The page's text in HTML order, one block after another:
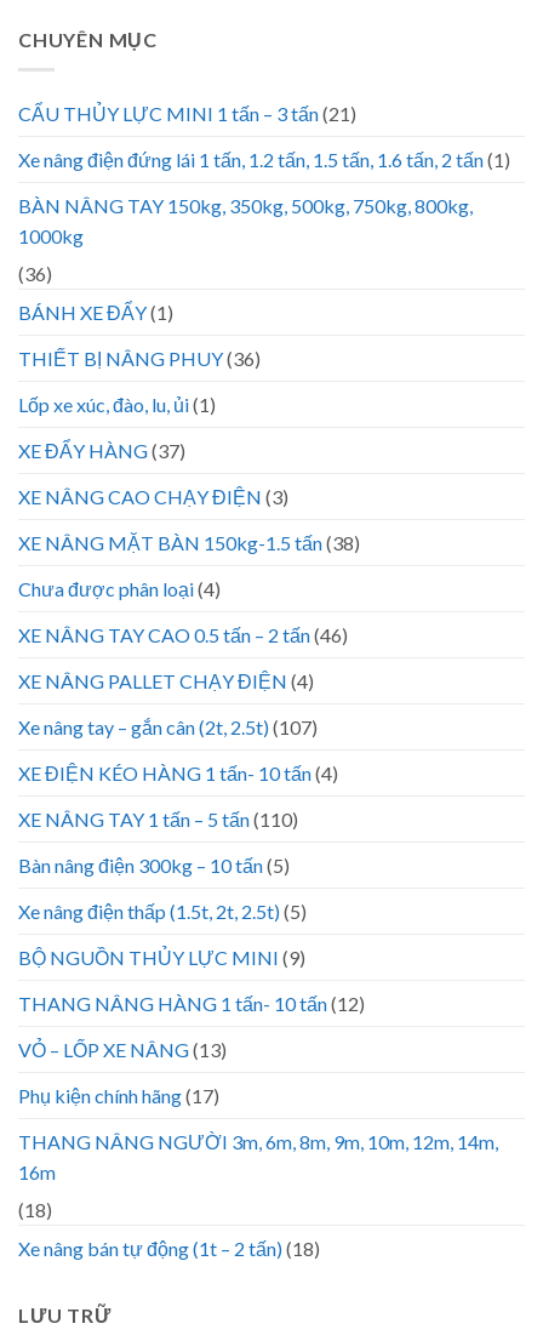
CHUYÊN MỤC
CẨU THỦY LỰC MINI 1 tấn – 3 tấn(21)
Xe nâng điện đứng lái 1 tấn, 1.2 tấn, 1.5 tấn, 1.6 tấn, 2 tấn(1)
BÀN NÂNG TAY 150kg, 350kg, 500kg, 750kg, 800kg,
1000kg
(36)
BÁNH XE ĐẨY(1)
THIẾT BỊ NÂNG PHUY(36)
Lốp xe xúc, đào, lu, ủi(1)
XE ĐẨY HÀNG(37)
XE NÂNG CAO CHẠY ĐIỆN (3)
XE NÂNG MẶT BÀN 150kg-1.5 tấn(38)
Chưa được phân loại(4)
XE NÂNG TAY CAO 0.5 tấn – 2 tấn(46)
XE NÂNG PALLET CHẠY ĐIỆN (4)
Xe nâng tay – gắn cân (2t, 2.5t)(107)
XE ĐIỆN KÉO HÀNG 1 tấn- 10 tấn(4)
XE NÂNG TAY 1 tấn – 5 tấn(110)
Bàn nâng điện 300kg – 10 tấn(5)
Xe nâng điện thấp (1.5t, 2t, 2.5t)(5)
BỘ NGUỒN THỦY LỰC MINI (9)
THANG NÂNG HÀNG 1 tấn- 10 tấn(12)
VỎ – LỐP XE NÂNG(13)
Phụ kiện chính hãng(17)
THANG NÂNG NGƯỜI 3m, 6m, 8m, 9m, 10m, 12m, 14m,
16m
(18)
Xe nâng bán tự động (1t – 2 tấn)(18)
LƯU TRỮ